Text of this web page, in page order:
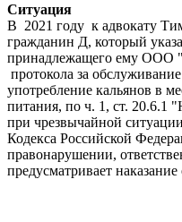
Ситуация
В 2021 году к адвокату
гражданин Д, который
принадлежащего ему ООО
протокола за
употребление кальянов в
питания, по ч. 1, ст. 20.6.1
при чрезвычайной
Кодекса Российской
правонарушении,
предусматривает